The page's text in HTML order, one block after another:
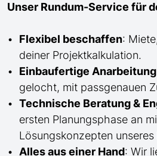
Unser Rundum-Service für
Flexibel beschaffen:
deiner Projektkalkulation.
Einbaufertige Anarbeitung
gelocht, mit passgenauen
Technische Beratung &
ersten Planungsphase an
Lösungskonzepten
Alles aus einer Hand: Wir